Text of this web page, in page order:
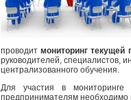
проводитмониторинг текущей
руководителей, специалистов,
централизованного обучения.
Для участия в мониторинге
предпринимателям необходимо